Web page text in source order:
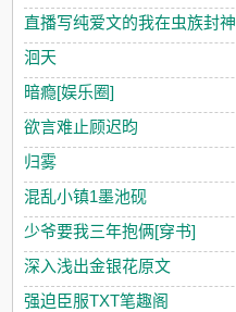
直播写纯爱文的我在虫族封神
洄天
暗瘾[娱乐圈]
欲言难止顾迟昀
归雾
混乱小镇1墨池砚
少爷要我三年抱俩[穿书]
深入浅出金银花原文
强迫臣服TXT笔趣阁